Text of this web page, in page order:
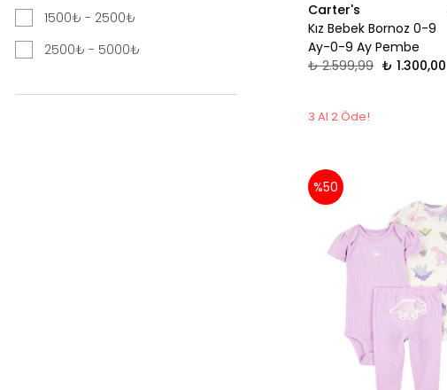
1500₺ - 2500₺
2500₺ - 5000₺
Carter's
Kız Bebek Bornoz 0-9
Ay-0-9 Ay Pembe
₺ 2.599,99 ₺ 1.300,00
3 Al 2 Öde!
%50